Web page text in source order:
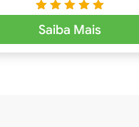
o
de 5
Saiba Mais